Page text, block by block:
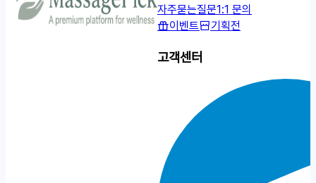
자주묻는질문1:1 문의
이벤트
기획전
고객센터